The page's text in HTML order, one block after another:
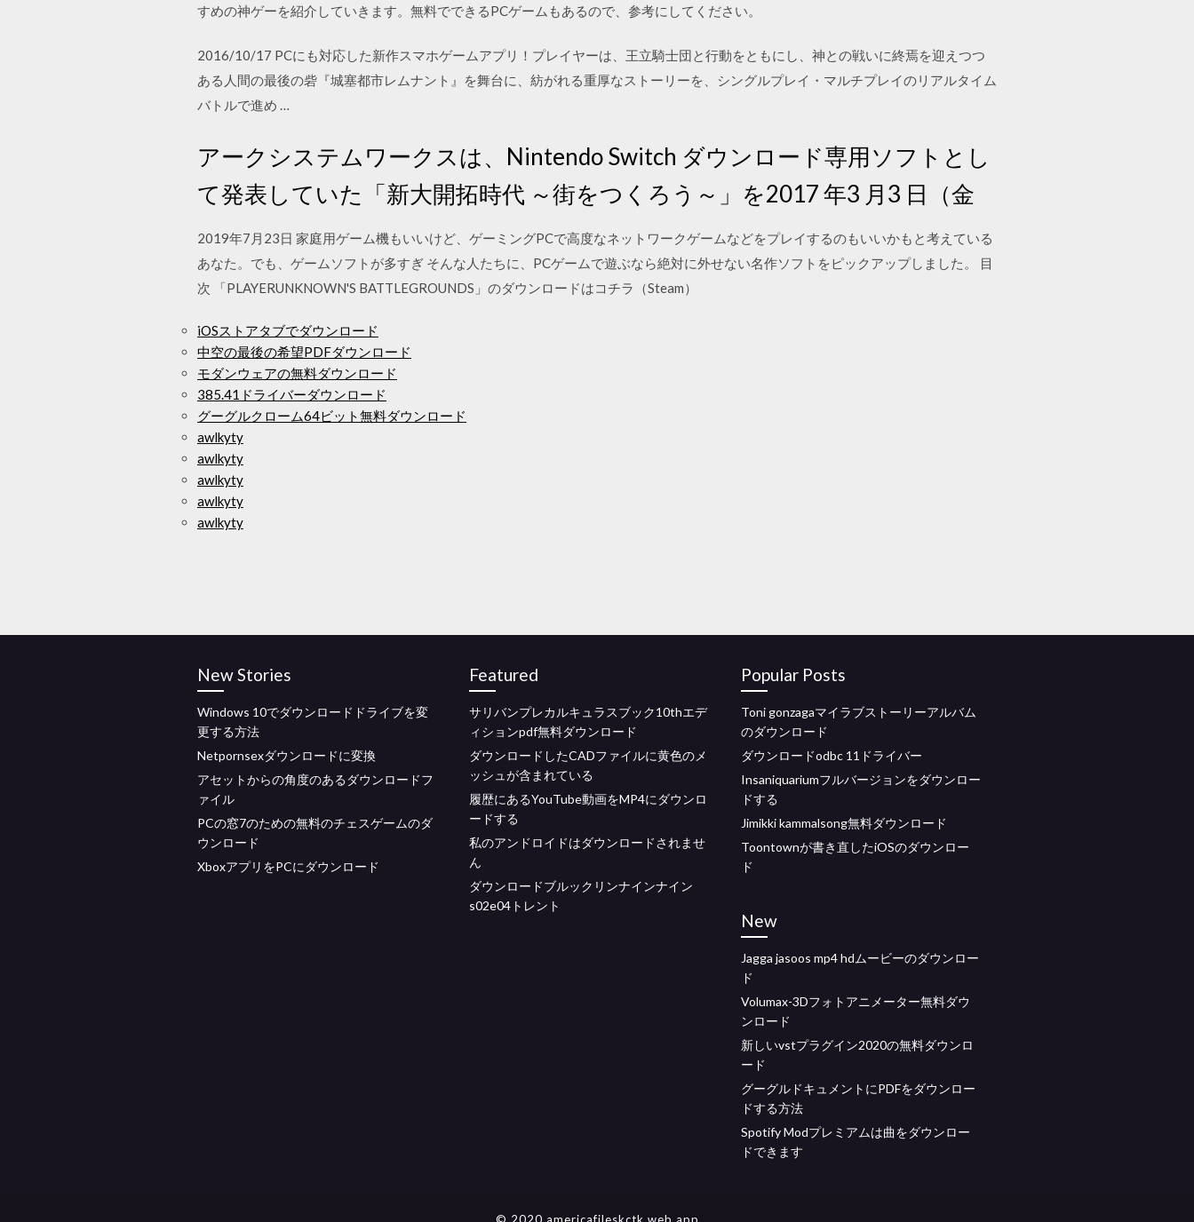
すめの神ゲーを紹介していきます。無料でできるPCゲームもあるので、参考にしてください。
2016/10/17 PCにも対応した新作スマホゲームアプリ！プレイヤーは、王立騎士団と行動をともにし、神との戦いに終焉を迎えつつ
ある人間の最後の砦『城塞都市レムナント』を舞台に、紡がれる重厚なストーリーを、シングルプレイ・マルチプレイのリアルタイム
バトルで進め …
アークシステムワークスは、Nintendo Switch ダウンロード専用ソフトとし
て発表していた「新大開拓時代 ～街をつくろう～」を2017 年3 月3 日（金
2019年7月23日 家庭用ゲーム機もいいけど、ゲーミングPCで高度なネットワークゲームなどをプレイするのもいいかもと考えている
あなた。でも、ゲームソフトが多すぎ そんな人たちに、PCゲームで遊ぶなら絶対に外せない名作ソフトをピックアップしました。 目
次 「PLAYERUNKNOWN'S BATTLEGROUNDS」のダウンロードはコチラ（Steam）
iOSストアタブでダウンロード
中空の最後の希望PDFダウンロード
モダンウェアの無料ダウンロード
385.41ドライバーダウンロード
グーグルクローム64ビット無料ダウンロード
awlkyty
awlkyty
awlkyty
awlkyty
awlkyty
New Stories
Windows 10でダウンロードドライブを変
更する方法
Netpornsexダウンロードに変換
アセットからの角度のあるダウンロードフ
ァイル
PCの窓7のための無料のチェスゲームのダ
ウンロード
XboxアプリをPCにダウンロード
Featured
サリバンプレカルキュラスブック10thエデ
ィションpdf無料ダウンロード
ダウンロードしたCADファイルに黄色のメ
ッシュが含まれている
履歴にあるYouTube動画をMP4にダウンロ
ードする
私のアンドロイドはダウンロードされませ
ん
ダウンロードブルックリンナインナイン
s02e04トレント
Popular Posts
Toni gonzagaマイラブストーリーアルバム
のダウンロード
ダウンロードodbc 11ドライバー
Insaniquariumフルバージョンをダウンロー
ドする
Jimikki kammalsong無料ダウンロード
Toontownが書き直したiOSのダウンロー
ド
New
Jagga jasoos mp4 hdムービーのダウンロー
ド
Volumax-3Dフォトアニメーター無料ダウ
ンロード
新しいvstプラグイン2020の無料ダウンロ
ード
グーグルドキュメントにPDFをダウンロー
ドする方法
Spotify Modプレミアムは曲をダウンロー
ドできます